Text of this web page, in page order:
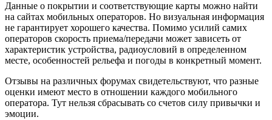
Данные о покрытии и соответствующие карты можно найти
на сайтах мобильных операторов. Но визуальная информация
не гарантирует хорошего качества. Помимо усилий самих
операторов скорость приема/передачи может зависеть от
характеристик устройства, радиоусловий в определенном
месте, особенностей рельефа и погоды в конкретный момент.
Отзывы на различных форумах свидетельствуют, что разные
оценки имеют место в отношении каждого мобильного
оператора. Тут нельзя сбрасывать со счетов силу привычки и
эмоции.